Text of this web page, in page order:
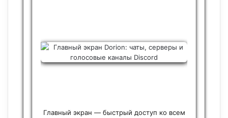
Главный экран — быстрый доступ ко всем